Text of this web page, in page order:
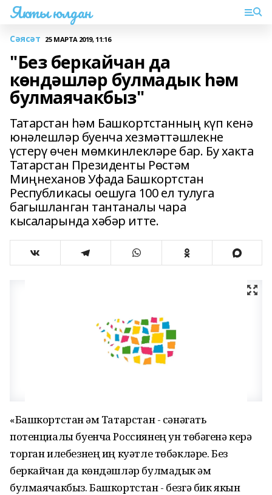
Якты юлдан
Сәясәт 25 МАРТА 2019, 11:16
"Без беркайчан да
көндәшләр булмадык һәм
булмаячакбыз"
Татарстан һәм Башкортстанның күп кенә
юнәлешләр буенча хезмәттәшлекне
үстерү өчен мөмкинлекләре бар. Бу хакта
Татарстан Президенты Рөстәм
Миңнеханов Уфада Башкортстан
Республикасы оешуга 100 ел тулуга
багышланган тантаналы чара
кысаларында хәбәр итте.
«Башкортстан һәм Татарстан - сәнәгать
потенциалы буенча Россиянең ун төбәгенә керә
торган илебезнең иң куәтле төбәкләре. Без
беркайчан да көндәшләр булмадык һәм
булмаячакбыз. Башкортстан - безгә бик якын